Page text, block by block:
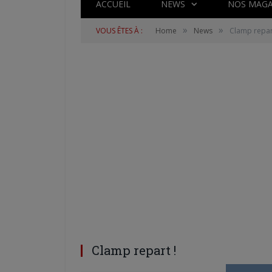
ACCUEIL NEWS NOS
VOUS ÊTES À : Home » News » Clamp
Clamp repart !